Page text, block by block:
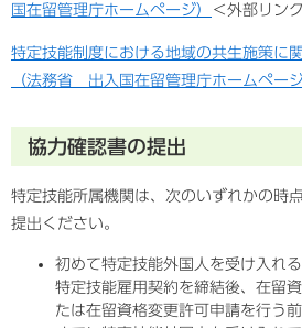
国在留管理庁ホームページ）
＜外部リン
特定技能制度における地域の共生施策に
（法務省 出入国在留管理庁ホームページ
協力確認書の提出
特定技能所属機関は、次のいずれかの時
提出ください。
初めて特定技能外国人を受け入れ
特定技能雇用契約を締結後、在留
たは在留資格変更許可申請を行う前